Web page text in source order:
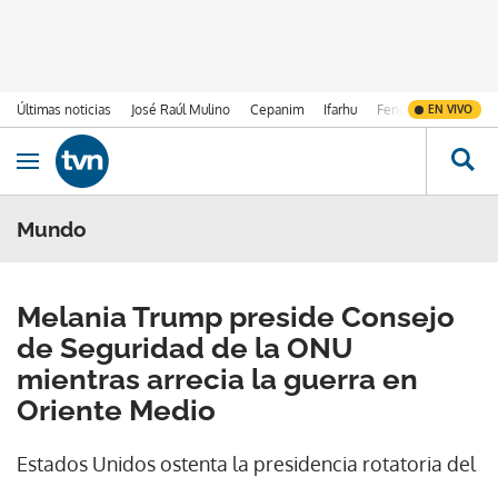
Últimas noticias José Raúl Mulino Cepanim Ifarhu Fenómeno de El
EN VIVO
Ir al contenido
Obrir navegació
Mundo
Melania Trump preside Consejo
de Seguridad de la ONU
mientras arrecia la guerra en
Oriente Medio
Estados Unidos ostenta la presidencia rotatoria del